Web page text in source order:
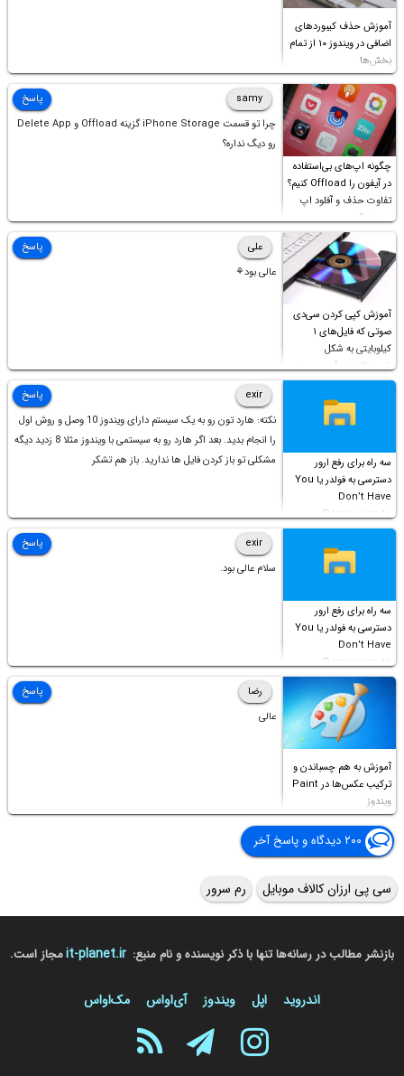
آموزش حذف کیبوردهای
اضافی در ویندوز ۱۰ از تمام
بخش‌ها
چگونه اپ‌های بی‌استفاده
در آیفون را Offload کنیم؟
تفاوت حذف و آفلود اپ
چیست؟
samy
چرا تو قسمت iPhone Storage گزینه Offload و Delete App
رو دیگ نداره؟
پاسخ
آموزش کپی کردن سی‌دی
صوتی که فایل‌های ۱
کیلوبایتی به شکل
شورت‌کات در آن موجود
است!
علی
عالی بود⚘
پاسخ
سه راه برای رفع ارور
دسترسی به فولدر یا You
Don’t Have
Permission to
Access this folder
exir
نکته: هارد تون رو به یک سیستم دارای ویندوز 10 وصل و روش اول
را انجام بدید. بعد اگر هارد رو به سیستمی با ویندوز مثلا 8 زدید دیگه
مشکلی تو باز کردن فایل ها ندارید. باز هم تشکر
پاسخ
سه راه برای رفع ارور
دسترسی به فولدر یا You
Don’t Have
Permission to
Access this folder
exir
سلام عالی بود.
پاسخ
آموزش به هم چسباندن و
ترکیب عکس‌ها در Paint
ویندوز
رضا
عالی
پاسخ
۲۰۰ دیدگاه و پاسخ آخر
سی پی ارزان کالاف موبایل رم سرور
بازنشر مطالب در رسانه‌ها تنها با ذکر نویسنده و نام منبع: it-planet.irمجاز است.
اندروید اپل ویندوز آی‌او‌اس مک‌او‌اس